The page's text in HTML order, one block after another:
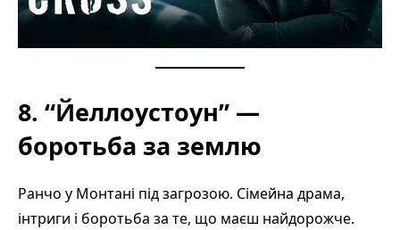
8. “Йеллоустоун” —
боротьба за землю
Ранчо у Монтані під загрозою. Сімейна драма,
інтриги і боротьба за те, що маєш найдорожче.